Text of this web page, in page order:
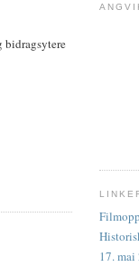
bidragsytere
17.